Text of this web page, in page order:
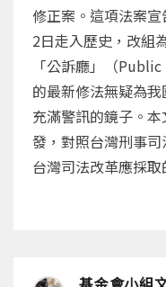
修正案。這項法案
2日走入歷史，改組
「公訴廳」（
的最新修法無疑為
充滿警訊的鏡子。
發，對照台灣刑事
台灣司法改革應採